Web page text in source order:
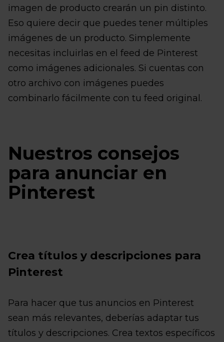
imagen de producto crearán un pin distinto.
Eso quiere decir que puedes tener múltiples
imágenes de un producto. Simplemente
necesitas incluirlas en el feed de Pinterest
como imágenes adicionales. Si cuentas con
otro archivo con imágenes puedes
combinarlo fácilmente con tu feed original.
Nuestros consejos
para anunciar en
Pinterest
Crea títulos y descripciones para
Pinterest
Para hacer que tus anuncios en Pinterest
sean más relevantes, deberías adaptar tus
títulos y descripciones. Crea textos específicos